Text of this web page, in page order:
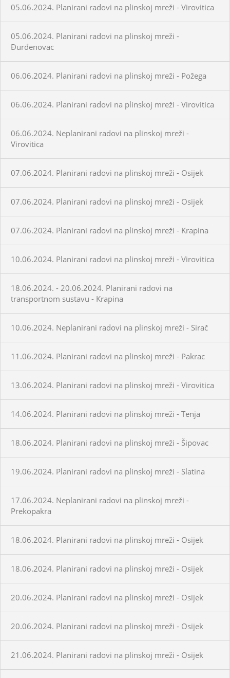
05.06.2024. Planirani radovi na plinskoj mreži - Virovitica
05.06.2024. Planirani radovi na plinskoj mreži -
Đurđenovac
06.06.2024. Planirani radovi na plinskoj mreži - Požega
06.06.2024. Planirani radovi na plinskoj mreži - Virovitica
06.06.2024. Neplanirani radovi na plinskoj mreži -
Virovitica
07.06.2024. Planirani radovi na plinskoj mreži - Osijek
07.06.2024. Planirani radovi na plinskoj mreži - Osijek
07.06.2024. Planirani radovi na plinskoj mreži - Krapina
10.06.2024. Planirani radovi na plinskoj mreži - Virovitica
18.06.2024. - 20.06.2024. Planirani radovi na
transportnom sustavu - Krapina
10.06.2024. Neplanirani radovi na plinskoj mreži - Sirač
11.06.2024. Planirani radovi na plinskoj mreži - Pakrac
13.06.2024. Planirani radovi na plinskoj mreži - Virovitica
14.06.2024. Planirani radovi na plinskoj mreži - Tenja
18.06.2024. Planirani radovi na plinskoj mreži - Šipovac
19.06.2024. Planirani radovi na plinskoj mreži - Slatina
17.06.2024. Neplanirani radovi na plinskoj mreži -
Prekopakra
18.06.2024. Planirani radovi na plinskoj mreži - Osijek
18.06.2024. Planirani radovi na plinskoj mreži - Osijek
20.06.2024. Planirani radovi na plinskoj mreži - Osijek
20.06.2024. Planirani radovi na plinskoj mreži - Osijek
21.06.2024. Planirani radovi na plinskoj mreži - Osijek